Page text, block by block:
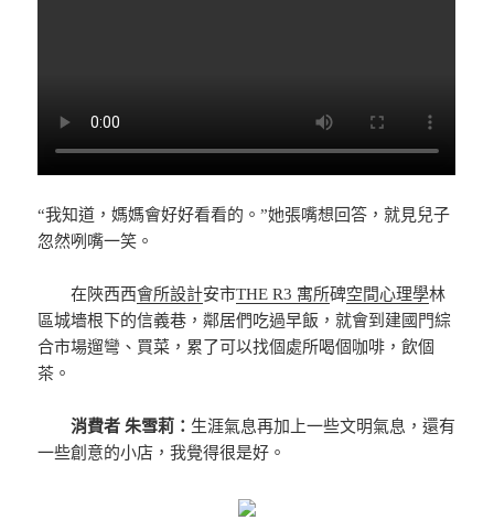
“我知道，媽媽會好好看看的。”她張嘴想回答，就見兒子
忽然咧嘴一笑。
在陜西西會所設計安市THE R3 寓所碑空間心理學林
區城墻根下的信義巷，鄰居們吃過早飯，就會到建國門綜
合市場遛彎、買菜，累了可以找個處所喝個咖啡，飲個
茶。
消費者 朱雪莉： 生涯氣息再加上一些文明氣息，還有
一些創意的小店，我覺得很是好。